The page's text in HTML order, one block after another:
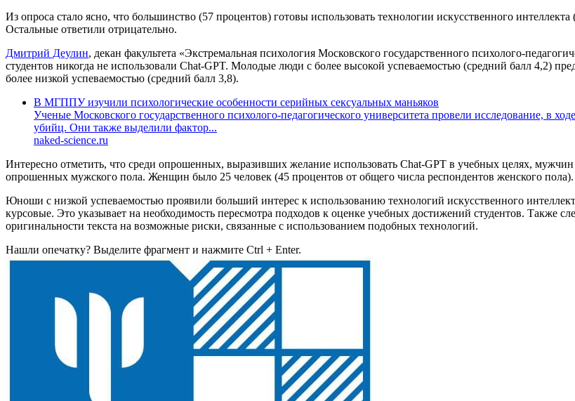
Из опроса стало ясно, что большинство (57 процентов) готовы использовать технологии искусственного
Остальные ответили отрицательно.
Дмитрий Деулин, декан факультета «Экстремальная психология Московского государственного психолого-
студентов никогда не использовали Chat-GPT. Молодые люди с более высокой успеваемостью (средний балл 4,2)
более низкой успеваемостью (средний балл 3,8).
В МГППУ изучили психологические особенности серийных сексуальных маньяков
Ученые Московского государственного психолого-педагогического университета провели исследование, в
убийц. Они также выделили фактор...
naked-science.ru
Интересно отметить, что среди опрошенных, выразивших желание использовать Chat-GPT в учебных целях,
опрошенных мужского пола. Женщин было 25 человек (45 процентов от общего числа респондентов женского пола).
Юноши с низкой успеваемостью проявили больший интерес к использованию технологий искусственного
курсовые. Это указывает на необходимость пересмотра подходов к оценке учебных достижений студентов. Также
оригинальности текста на возможные риски, связанные с использованием подобных технологий.
Нашли опечатку? Выделите фрагмент и нажмите Ctrl + Enter.